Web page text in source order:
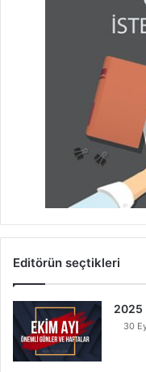
Editörün seçtikleri
2025
30